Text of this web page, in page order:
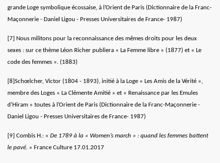
grande Loge symbolique écossaise, à l’Orient de Paris (Dictionnaire de la Franc-
Maçonnerie - Daniel Ligou - Presses Universitaires de France- 1987)
[7]
Nous militons pour la reconnaissance des mêmes droits pour les deux
sexes : sur ce thème Léon Richer publiera « La Femme libre » (1877) et « Le
code des femmes ». (1883)
[8] Schœlcher, Victor (1804 - 1893), initié à la Loge « Les Amis de la Vérité »,
membre des Loges « La Clémente Amitié » et « Renaissance par les Emules
d’Hiram » toutes à l’Orient de Paris (Dictionnaire de la Franc-Maçonnerie -
Daniel Ligou - Presses Universitaires de France- 1987)
[9] Combis H.: « De 1789 à la « Women’s march » : quand les femmes battent
le pavé. » France Culture 17.01.2017